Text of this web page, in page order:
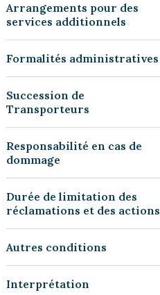
Arrangements pour des
services additionnels
Formalités administratives
Succession de
Transporteurs
Responsabilité en cas de
dommage
Durée de limitation des
réclamations et des actions
Autres conditions
Interprétation